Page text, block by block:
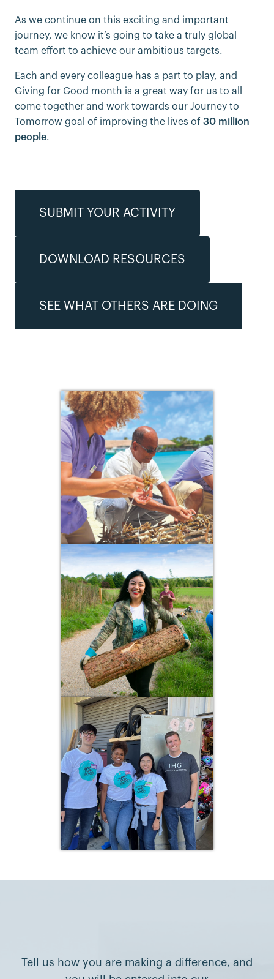
As we continue on this exciting and important
journey, we know it’s going to take a truly global
team effort to achieve our ambitious targets.
Each and every colleague has a part to play, and
Giving for Good month is a great way for us to all
come together and work towards our Journey to
Tomorrow goal of improving the lives of 30 million
people.
SUBMIT YOUR ACTIVITY
DOWNLOAD RESOURCES
SEE WHAT OTHERS ARE DOING
Tell us how you are making a difference, and